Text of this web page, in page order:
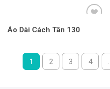
Áo Dài Cách Tân 130
1 2 3 4